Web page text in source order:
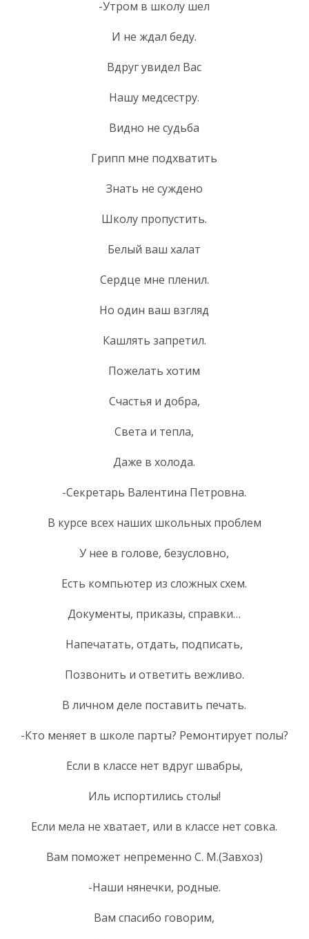
-Утром в школу шел
И не ждал беду.
Вдруг увидел Вас
Нашу медсестру.
Видно не судьба
Грипп мне подхватить
Знать не суждено
Школу пропустить.
Белый ваш халат
Сердце мне пленил.
Но один ваш взгляд
Кашлять запретил.
Пожелать хотим
Счастья и добра,
Света и тепла,
Даже в холода.
-Секретарь Валентина Петровна.
В курсе всех наших школьных проблем
У нее в голове, безусловно,
Есть компьютер из сложных схем.
Документы, приказы, справки…
Напечатать, отдать, подписать,
Позвонить и ответить вежливо.
В личном деле поставить печать.
-Кто меняет в школе парты? Ремонтирует полы?
Если в классе нет вдруг швабры,
Иль испортились столы!
Если мела не хватает, или в классе нет совка.
Вам поможет непременно С. М.(Завхоз)
-Наши нянечки, родные.
Вам спасибо говорим,